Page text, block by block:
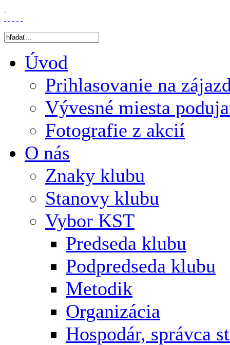
Úvod
Prihlasovanie na
Vývesné miesta
Fotografie z akcií
O nás
Znaky klubu
Stanovy klubu
Vybor KST
Predseda klubu
Podpredseda klubu
Metodik
Organizácia
Hospodár, správca